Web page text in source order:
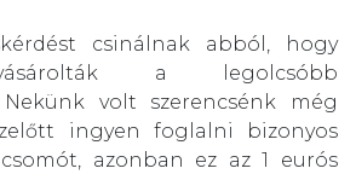
csinálnak abból, hogy
a legolcsóbb
volt szerencsénk még
ingyen foglalni bizonyos
azonban ez az 1 eurós